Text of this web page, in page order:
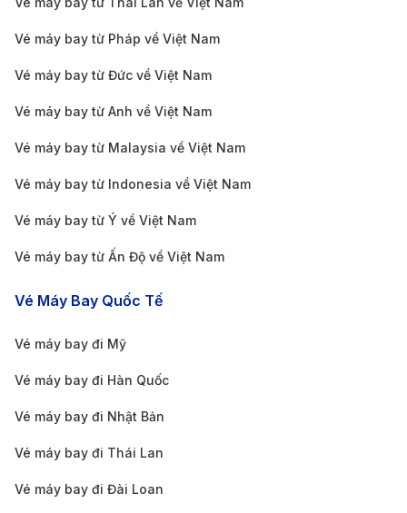
Xe buýt công cộng:Tuyến 809 của Idelis (hệ
thống giao thông công cộng tại Pau) có lộ trình từ
Sân bay Pau Pyrénées đến trung tâm Pau (Gare
phương tiện tiết kiệm chi phí nhất nhưng hành
khách cần kiểm tra lịch trình vì số chuyến có thể
hạn chế vào buổi tối hoặc cuối tuần.
phút. Nếu du khách có kế hoạch khám phá vùng
Nouvelle-Aquitaine, việc thuê xe là một lựa chọn
Cách săn vé máy bay giá tốt từ
TP.HCM đi Pau
Đặt vé sớm để tiết kiệm chi phí:
Vé máy bay từ Pháp về Việt Nam
Vé máy bay từ Đức về Việt Nam
Vé máy bay từ Anh về Việt Nam
Vé máy bay từ Malaysia về Việt Nam
Vé máy bay từ Indonesia về Việt Nam
Vé máy bay từ Ý về Việt Nam
Vé máy bay từ Ấn Độ về Việt Nam
Vé Máy Bay Quốc Tế
Vé máy bay đi Mỹ
Vé máy bay đi Hàn Quốc
Vé máy bay đi Nhật Bản
Vé máy bay đi Thái Lan
Vé máy bay đi Đài Loan